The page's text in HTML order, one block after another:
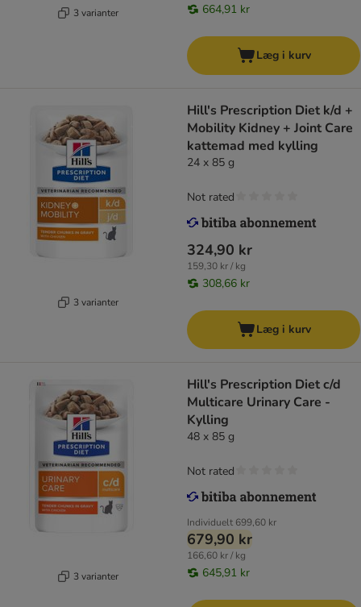
3 varianter 664,91 kr
Læg i kurv
3 varianter
Hill's Prescription Diet k/d +
Mobility Kidney + Joint Care
kattemad med kylling
24 x 85 g
324,90 kr
159,30 kr / kg
308,66 kr
Not rated
Læg i kurv
3 varianter
Hill's Prescription Diet c/d
Multicare Urinary Care -
Kylling
48 x 85 g
Individuelt 699,60 kr
679,90 kr
166,60 kr / kg
645,91 kr
Not rated